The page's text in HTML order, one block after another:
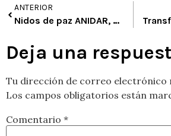
ANTERIOR
Nidos de paz ANIDAR, culminan con éxito su exposición artística
Deja una
Tu dirección de correo electrónico
Los campos obligatorios están
Comentario *